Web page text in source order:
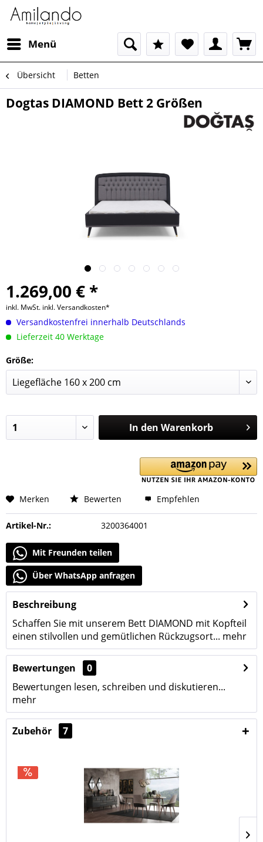
Menü
Übersicht Betten
Dogtas DIAMOND Bett 2 Größen
1.269,00 € *
inkl. MwSt. inkl. Versandkosten*
Versandkostenfrei innerhalb Deutschlands
Lieferzeit 40 Werktage
Größe:
In den Warenkorb
Merken Bewerten Empfehlen
Artikel-Nr.: 3200364001
Mit Freunden teilen
Über WhatsApp anfragen
Beschreibung
Schaffen Sie mit unserem Bett DIAMOND mit Kopfteil
einen stilvollen und gemütlichen Rückzugsort... mehr
Bewertungen
0
Bewertungen lesen, schreiben und diskutieren...
mehr
Zubehör 7